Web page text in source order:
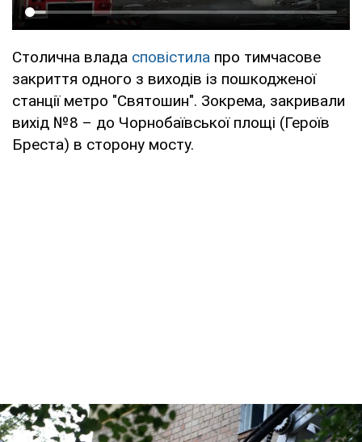
Столична влада сповістила про тимчасове
закриття одного з виходів із пошкодженої
станції метро "Святошин". Зокрема, закривали
вихід №8 – до Чорнобаївської площі (Героїв
Бреста) в сторону мосту.